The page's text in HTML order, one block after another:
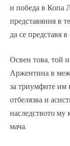
и победа в Копа
представяния в
да се представя
Освен това, той
Аржентина в
за триумфите им
отбелязва и
наследството му
мача.